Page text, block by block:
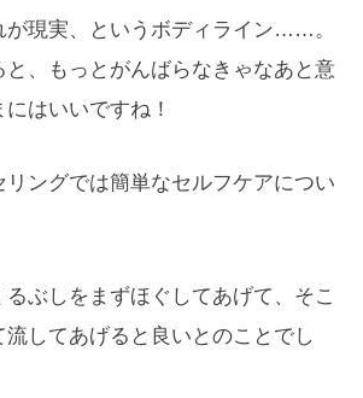
が現実、というボディライン……。
と、もっとがんばらなきゃなあと意
はいいですね！
ングでは簡単なセルフケアについ
ぶしをまずほぐしてあげて、そこ
してあげると良いとのことでし